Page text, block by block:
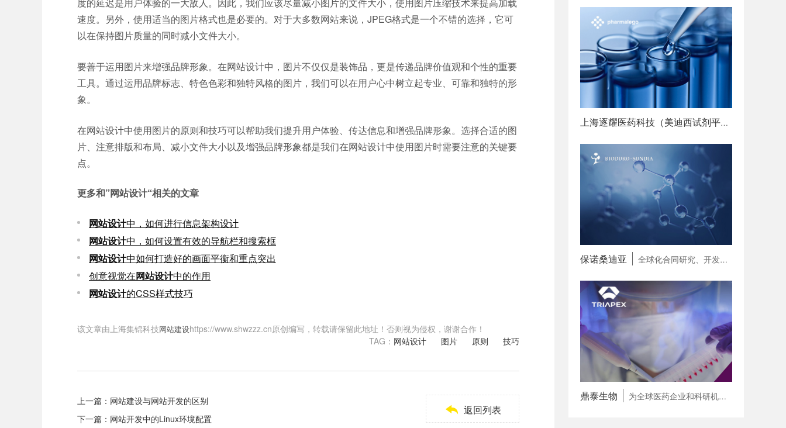
速度。另外，使用适当的图片格式也是必要的。对于大多数网站来说，JPEG格式是一个不错的选择，它可
以在保持图片质量的同时减小文件大小。
要善于运用图片来增强品牌形象。在网站设计中，图片不仅仅是装饰品，更是传递品牌价值观和个性的重要
工具。通过运用品牌标志、特色色彩和独特风格的图片，我们可以在用户心中树立起专业、可靠和独特的形
象。
在网站设计中使用图片的原则和技巧可以帮助我们提升用户体验、传达信息和增强品牌形象。选择合适的图
片、注意排版和布局、减小文件大小以及增强品牌形象都是我们在网站设计中使用图片时需要注意的关键要
点。
更多和”网站设计“相关的文章
网站设计中，如何进行信息架构设计
网站设计中，如何设置有效的导航栏和搜索框
网站设计中如何打造好的画面平衡和重点突出
创意视觉在网站设计中的作用
网站设计的CSS样式技巧
该文章由上海集锦科技网站建设https://www.shwzzz.cn原创编写，转载请保留此地址！否则视为侵权，谢谢合作！
TAG： 网站设计 图片 原则 技巧
上一篇： 网站建设与网站开发的区别
下一篇： 网站开发中的Linux环境配置
 返回列表
上海逐耀医药科技（美迪西试剂平台）
保诺桑迪亚 全球化合同研究、开发和生产一体化合作伙伴（CRDMO）
鼎泰生物 为全球医药企业和科研机构提供专病领域 一站式研发赋能